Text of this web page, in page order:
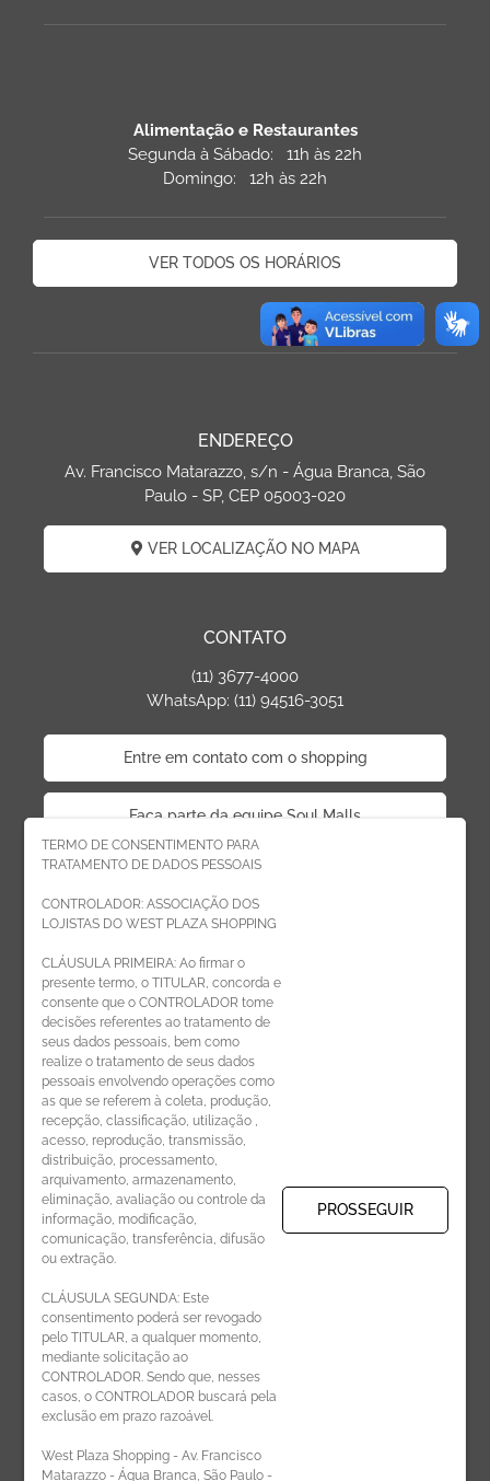
TERMO DE CONSENTIMENTO PARA
TRATAMENTO DE DADOS PESSOAIS
CONTROLADOR: ASSOCIAÇÃO DOS
LOJISTAS DO WEST PLAZA SHOPPING
CLÁUSULA PRIMEIRA: Ao firmar o
presente termo, o TITULAR, concorda e
consente que o CONTROLADOR tome
decisões referentes ao tratamento de
seus dados pessoais, bem como
realize o tratamento de seus dados
pessoais envolvendo operações como
as que se referem à coleta, produção,
recepção, classificação, utilização ,
acesso, reprodução, transmissão,
distribuição, processamento,
arquivamento, armazenamento,
eliminação, avaliação ou controle da
informação, modificação,
comunicação, transferência, difusão
ou extração.
CLÁUSULA SEGUNDA: Este
consentimento poderá ser revogado
pelo TITULAR, a qualquer momento,
mediante solicitação ao
CONTROLADOR. Sendo que, nesses
casos, o CONTROLADOR buscará pela
exclusão em prazo razoável.
West Plaza Shopping - Av. Francisco
Matarazzo - Água Branca, São Paulo -
PROSSEGUIR
Alimentação e Restaurantes
Segunda à Sábado: 11h às 22h
Domingo: 12h às 22h
VER TODOS OS HORÁRIOS
ENDEREÇO
Av. Francisco Matarazzo, s/n - Água Branca, São
Paulo - SP, CEP 05003-020
VER LOCALIZAÇÃO NO MAPA
CONTATO
(11) 3677-4000
WhatsApp: (11) 94516-3051
Entre em contato com o shopping
Faça parte da equipe Soul Malls
Faça parte da equipe West Plaza
Politica de privacidade
Código de Ética de Parceiros
CADASTRE-SE
Receba novidades por e-mail: